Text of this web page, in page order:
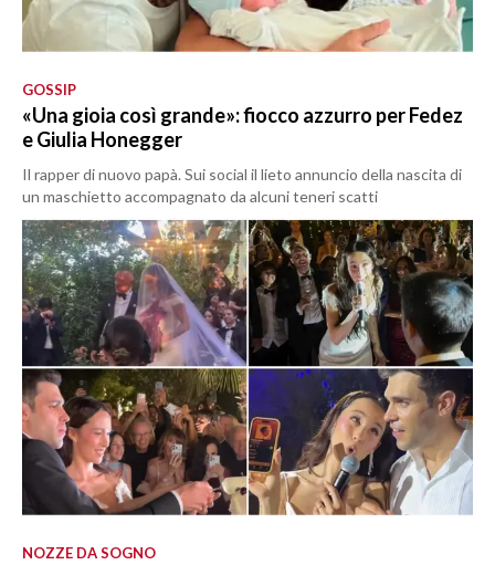
GOSSIP
«Una gioia così grande»: fiocco azzurro per Fedez
e Giulia Honegger
Il rapper di nuovo papà. Sui social il lieto annuncio della nascita di
un maschietto accompagnato da alcuni teneri scatti
NOZZE DA SOGNO